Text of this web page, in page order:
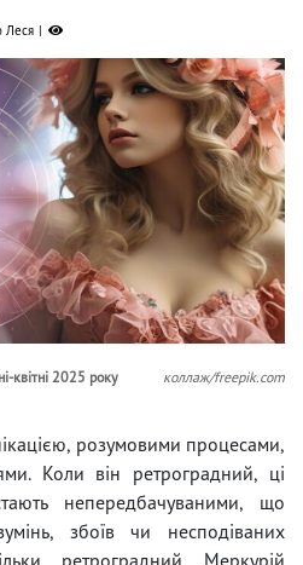
Леся
квітні 2025 року
коллаж/freepik.com
розумовими процесами,
Коли він ретроградний, ці
непередбачуваними, що
збоїв чи несподіваних
ретроградний Меркурій